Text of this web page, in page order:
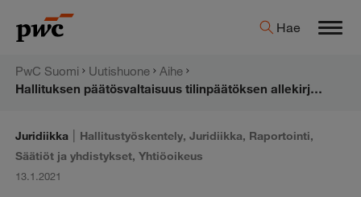
sisältöön
PwC:n
Hae
PwC Suomi Uutishuone
Aihe
Hallituksen päätösvaltaisuus tilinpäätöksen allekirjoittamisen yhteydessä
Juridiikka | Hallitustyöskentely,Juridiikka, Raportointi,
Säätiöt ja yhdistykset,Yhtiöoikeus
13.1.2021